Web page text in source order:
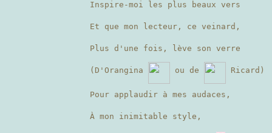
Inspire-moi les plus beaux vers
Et que mon lecteur, ce veinard,
Plus d'une fois, lève son verre
(D'Orangina ou de Ricard)
Pour applaudir à mes audaces,
À mon inimitable style,